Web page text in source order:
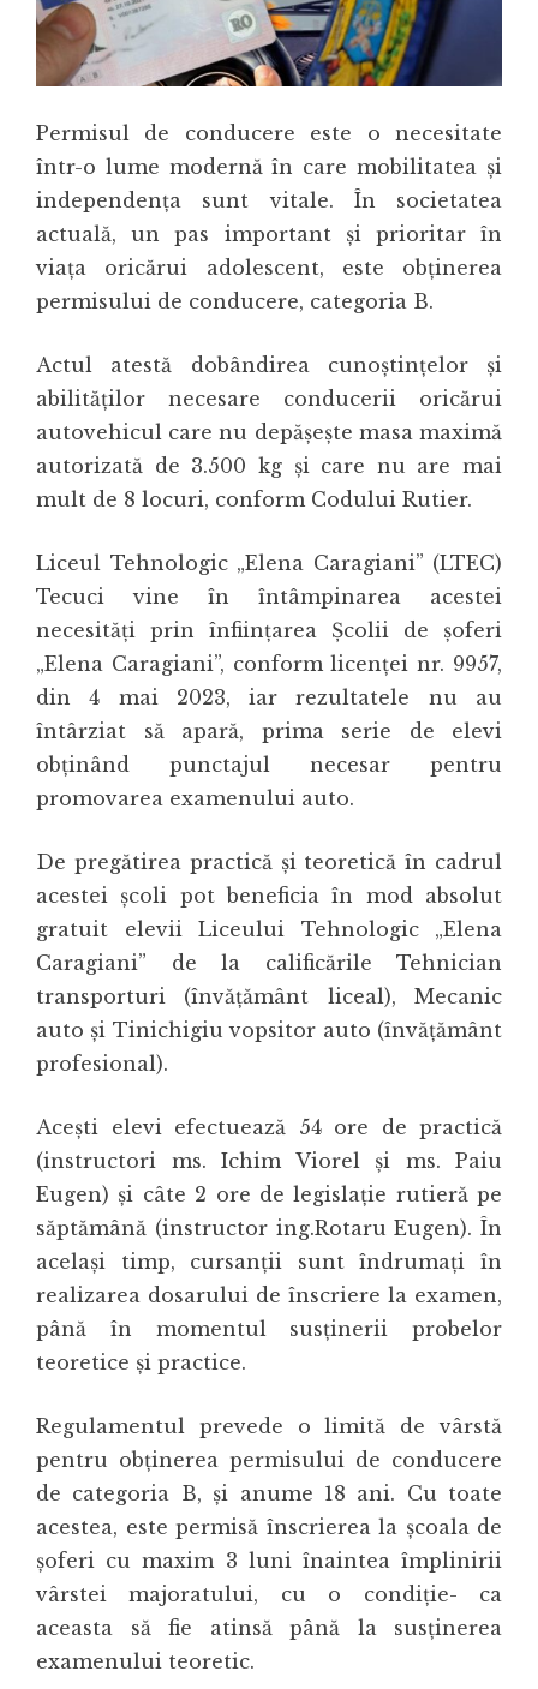
Permisul de conducere este o necesitate
într-o lume modernă în care mobilitatea și
independența sunt vitale. În societatea
actuală, un pas important și prioritar în
viața oricărui adolescent, este obținerea
permisului de conducere, categoria B.
Actul atestă dobândirea cunoștințelor și
abilităților necesare conducerii oricărui
autovehicul care nu depășește masa maximă
autorizată de 3.500 kg și care nu are mai
mult de 8 locuri, conform Codului Rutier.
Liceul Tehnologic „Elena Caragiani” (LTEC)
Tecuci vine în întâmpinarea acestei
necesități prin înființarea Școlii de șoferi
„Elena Caragiani”, conform licenței nr. 9957,
din 4 mai 2023, iar rezultatele nu au
întârziat să apară, prima serie de elevi
obținând punctajul necesar pentru
promovarea examenului auto.
De pregătirea practică și teoretică în cadrul
acestei școli pot beneficia în mod absolut
gratuit elevii Liceului Tehnologic „Elena
Caragiani” de la calificările Tehnician
transporturi (învățământ liceal), Mecanic
auto și Tinichigiu vopsitor auto (învățământ
profesional).
Acești elevi efectuează 54 ore de practică
(instructori ms. Ichim Viorel și ms. Paiu
Eugen) și câte 2 ore de legislație rutieră pe
săptămână (instructor ing.Rotaru Eugen). În
același timp, cursanții sunt îndrumați în
realizarea dosarului de înscriere la examen,
până în momentul susținerii probelor
teoretice și practice.
Regulamentul prevede o limită de vârstă
pentru obținerea permisului de conducere
de categoria B, și anume 18 ani. Cu toate
acestea, este permisă înscrierea la școala de
șoferi cu maxim 3 luni înaintea împlinirii
vârstei majoratului, cu o condiție- ca
aceasta să fie atinsă până la susținerea
examenului teoretic.